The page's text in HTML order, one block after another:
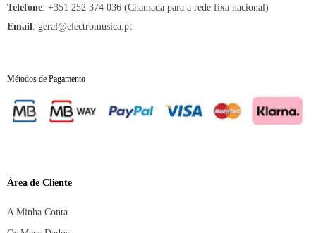
Telefone: +351 252 374 036 (Chamada para a rede fixa nacional)
Email : geral@electromusica.pt
Métodos de Pagamento
Área de Cliente
A Minha Conta